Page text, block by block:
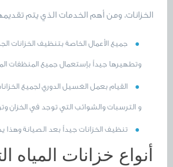
الخزانات، ومن أهم الخدمات الذي يتم
جميع الأعمال الخاصة بتنظيف الخزانات
وتطهيرها جيداً بإستعمال جميع المنظفات
القيام بعمل الغسيل الدوري لجميع
و الترسبات والشوائب التي توجد في الخزان
تنظيف الخزانات جيداً بعد الصيانة
أنواع خزانات المياه